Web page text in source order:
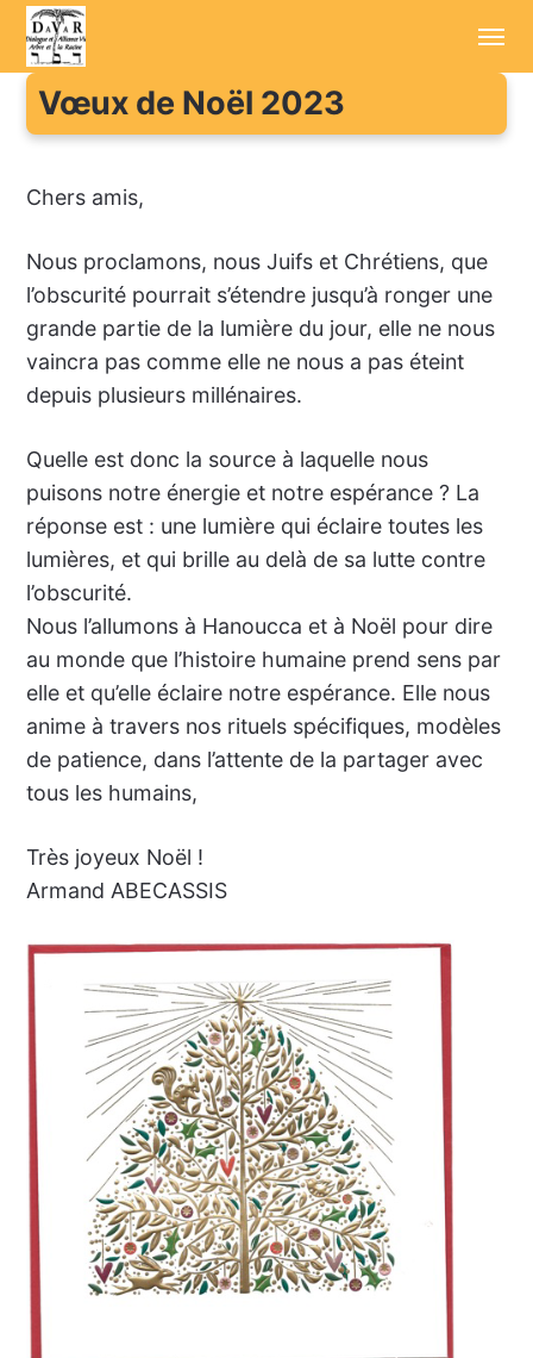
Vœux de Noël 2023
Chers amis,
Nous proclamons, nous Juifs et Chrétiens, que
l’obscurité pourrait s’étendre jusqu’à ronger une
grande partie de la lumière du jour, elle ne nous
vaincra pas comme elle ne nous a pas éteint
depuis plusieurs millénaires.
Quelle est donc la source à laquelle nous
puisons notre énergie et notre espérance ? La
réponse est : une lumière qui éclaire toutes les
lumières, et qui brille au delà de sa lutte contre
l’obscurité.
Nous l’allumons à Hanoucca et à Noël pour dire
au monde que l’histoire humaine prend sens par
elle et qu’elle éclaire notre espérance. Elle nous
anime à travers nos rituels spécifiques, modèles
de patience, dans l’attente de la partager avec
tous les humains,
Très joyeux Noël !
Armand ABECASSIS
Conférenciers
Enregistrements
Aller plus loin
Cotisation / Don
Contact